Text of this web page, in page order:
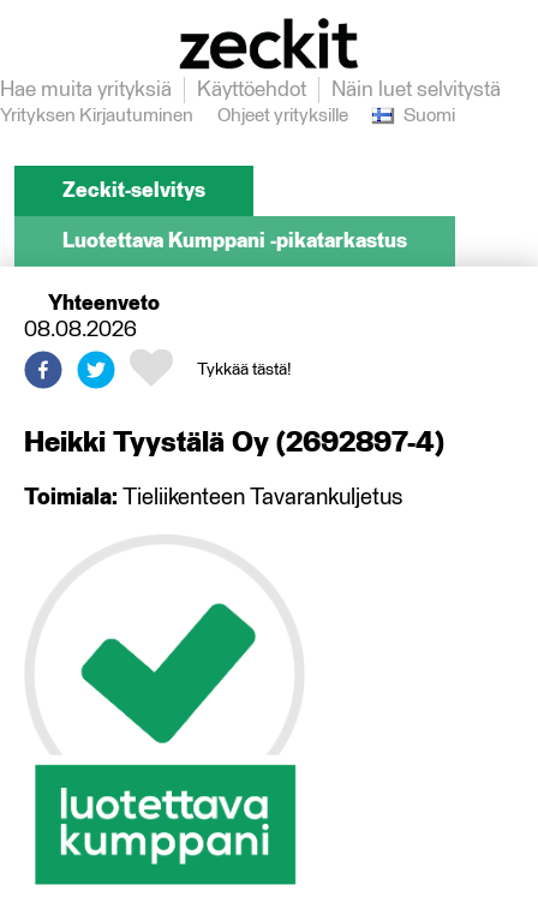
Hae muita yrityksiä Käyttöehdot Näin luet selvitystä
Yrityksen Kirjautuminen Ohjeet yrityksille Suomi
Zeckit-selvitys
Luotettava Kumppani -pikatarkastus
Yhteenveto
Tykkää tästä!
08.08.2026
Heikki Tyystälä Oy (2692897-4)
Toimiala: Tieliikenteen Tavarankuljetus